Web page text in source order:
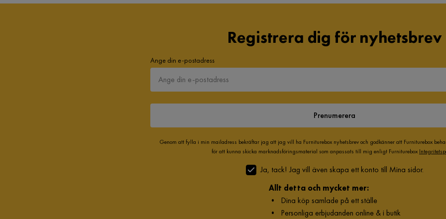
Registrera dig för nyhetsbrev
Ange din e-postadress
Prenumerera
Genom att fylla i min mailadress bekräftar jag att jag vill ha Furniturebox nyhetsbrev och godkänner att Furniturebox
för att kunna skicka marknadsföringsmaterial som anpassats till mig enligt Furniturebox
Ja, tack! Jag vill även skapa ett konto till Mina sidor.
Allt detta och mycket mer:
• Dina köp samlade på ett ställe
• Personliga erbjudanden online & i butik